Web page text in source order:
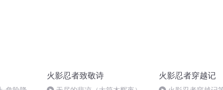
火影忍者致敬诗 火影忍者穿越记